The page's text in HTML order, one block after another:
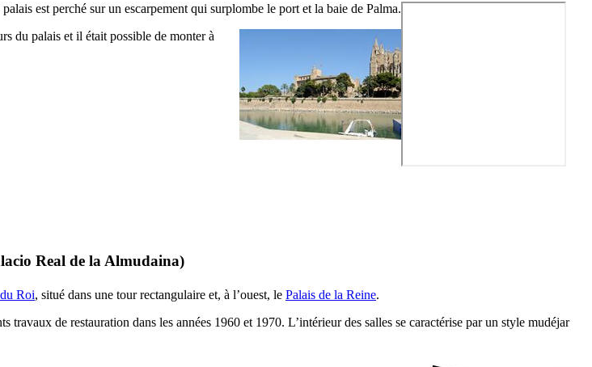
est perché sur un escarpement qui surplombe le port et la baie de Palma.
du palais et il était possible de monter à
Real de la Almudaina)
Roi, situé dans une tour rectangulaire et, à l’ouest, le Palais de la Reine.
de restauration dans les années 1960 et 1970. L’intérieur des salles se caractérise par un style mudéjar